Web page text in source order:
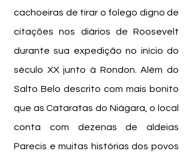
cachoeiras de tirar o folego digno de
citações nos diários de Roosevelt
durante sua expedição no início do
século XX junto à Rondon. Além do
Salto Belo descrito com mais bonito
que as Cataratas do Niágara, o local
conta com dezenas de aldeias
Parecis e muitas histórias dos povos